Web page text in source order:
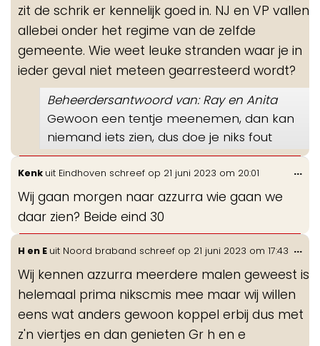
zit de schrik er kennelijk goed in. NJ en VP vallen
allebei onder het regime van de zelfde
gemeente. Wie weet leuke stranden waar je in
ieder geval niet meteen gearresteerd wordt?
Beheerdersantwoord van: Ray en Anita
Gewoon een tentje meenemen, dan kan
niemand iets zien, dus doe je niks fout
Kenk uit Eindhoven schreef op 21 juni 2023 om 20:01
Wij gaan morgen naar azzurra wie gaan we
daar zien? Beide eind 30
...
H en E uit Noord braband schreef op 21 juni 2023 om 17:43
Wij kennen azzurra meerdere malen geweest is
helemaal prima nikscmis mee maar wij willen
eens wat anders gewoon koppel erbij dus met
z'n viertjes en dan genieten Gr h en e
...